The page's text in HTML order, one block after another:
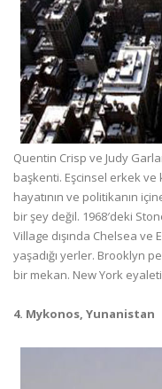
Quentin Crisp ve Judy
başkenti. Eşcinsel erkek ve
hayatının ve politikanın
bir şey değil. 1968′deki
Village dışında Chelsea
yaşadığı yerler. Brooklyn
bir mekan. New York
4. Mykonos, Yunanistan